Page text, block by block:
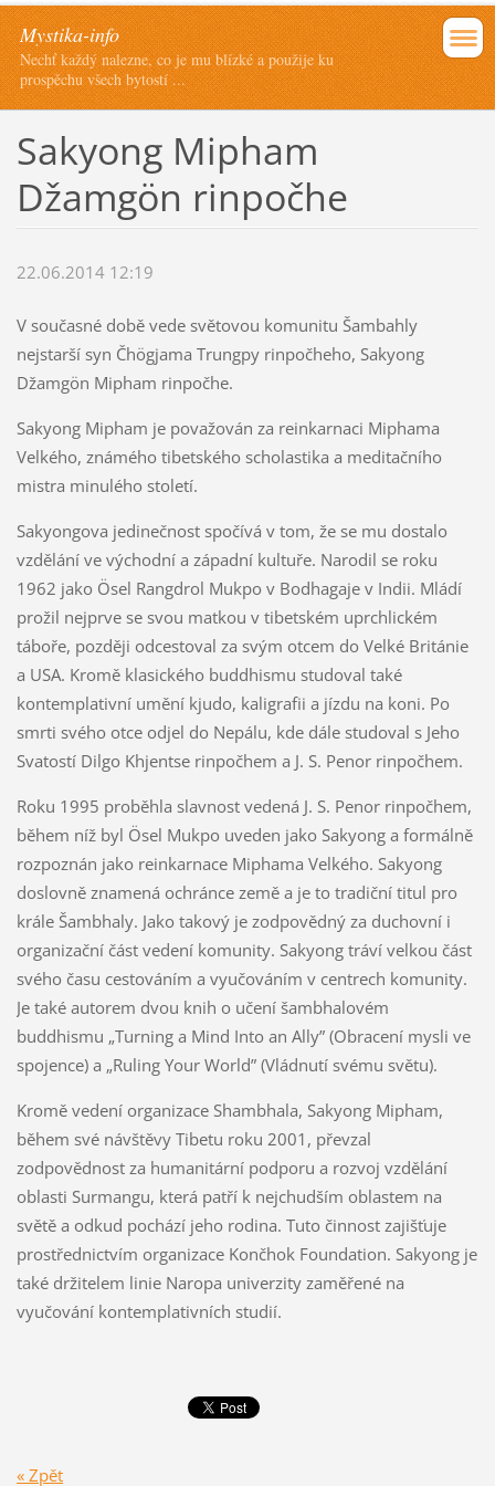
Mystika-info
Nechť každý nalezne, co je mu blízké a použije ku
prospěchu všech bytostí ...
Sakyong Mipham
Džamgön rinpočhe
22.06.2014 12:19
V současné době vede světovou komunitu Šambahly
nejstarší syn Čhögjama Trungpy rinpočheho, Sakyong
Džamgön Mipham rinpočhe.
Sakyong Mipham je považován za reinkarnaci Miphama
Velkého, známého tibetského scholastika a meditačního
mistra minulého století.
Sakyongova jedinečnost spočívá v tom, že se mu dostalo
vzdělání ve východní a západní kultuře. Narodil se roku
1962 jako Ösel Rangdrol Mukpo v Bodhagaje v Indii. Mládí
prožil nejprve se svou matkou v tibetském uprchlickém
táboře, později odcestoval za svým otcem do Velké Británie
a USA. Kromě klasického buddhismu studoval také
kontemplativní umění kjudo, kaligrafii a jízdu na koni. Po
smrti svého otce odjel do Nepálu, kde dále studoval s Jeho
Svatostí Dilgo Khjentse rinpočhem a J. S. Penor rinpočhem.
Roku 1995 proběhla slavnost vedená J. S. Penor rinpočhem,
během níž byl Ösel Mukpo uveden jako Sakyong a formálně
rozpoznán jako reinkarnace Miphama Velkého. Sakyong
doslovně znamená ochránce země a je to tradiční titul pro
krále Šambhaly. Jako takový je zodpovědný za duchovní i
organizační část vedení komunity. Sakyong tráví velkou část
svého času cestováním a vyučováním v centrech komunity.
Je také autorem dvou knih o učení šambhalovém
buddhismu „Turning a Mind Into an Ally” (Obracení mysli ve
spojence) a „Ruling Your World” (Vládnutí svému světu).
Kromě vedení organizace Shambhala, Sakyong Mipham,
během své návštěvy Tibetu roku 2001, převzal
zodpovědnost za humanitární podporu a rozvoj vzdělání
oblasti Surmangu, která patří k nejchudším oblastem na
světě a odkud pochází jeho rodina. Tuto činnost zajišťuje
prostřednictvím organizace Končhok Foundation. Sakyong je
také držitelem linie Naropa univerzity zaměřené na
vyučování kontemplativních studií.
« Zpět